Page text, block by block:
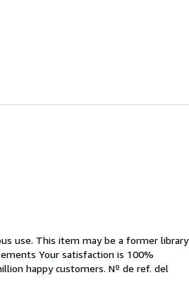
use. This item may be a former library
Your satisfaction is 100%
happy customers. Nº de ref. del